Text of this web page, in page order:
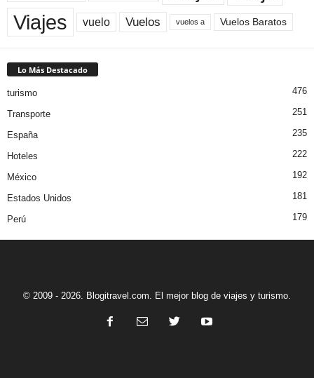
Viajes vuelo Vuelos vuelos a Vuelos Baratos
Lo Más Destacado
turismo 476
Transporte 251
España 235
Hoteles 222
México 192
Estados Unidos 181
Perú 179
© 2009 - 2026. Blogitravel.com. El mejor blog de viajes y turismo.